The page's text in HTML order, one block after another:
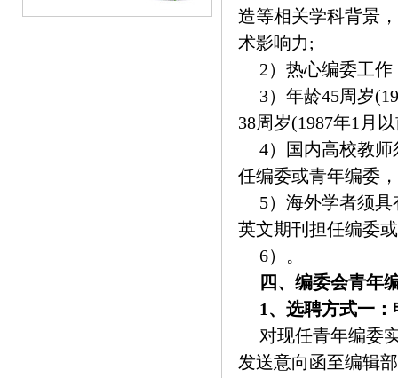
造等相关学科背景
术影响力;
2）热心编委工
3）年龄45周岁
38周岁(1987年1月
4）国内高校教
任编委或青年编委
5）海外学者须
英文期刊担任编委
6）。
四、编委会青年
1、选聘方式一
对现任青年编委
发送意向函至编辑